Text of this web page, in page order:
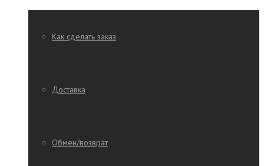
Как сделать заказ
Доставка
Обмен/возврат